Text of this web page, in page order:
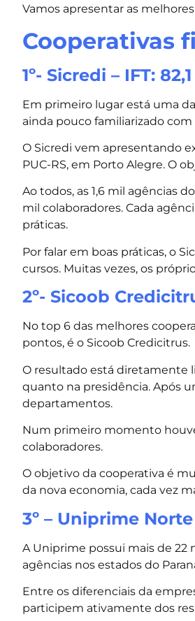
Vamos apresentar as
Cooperativas
1º- Sicredi – IFT:
Em primeiro lugar está uma
ainda pouco familiarizado com
O Sicredi vem apresentando
PUC-RS, em Porto Alegre. O
Ao todos, as 1,6 mil agências
mil colaboradores. Cada
práticas.
Por falar em boas práticas, o
cursos. Muitas vezes, os
2º- Sicoob
No top 6 das melhores
pontos, é o Sicoob Credicitrus.
O resultado está diretamente
quanto na presidência. Após
departamentos.
Num primeiro momento
colaboradores.
O objetivo da cooperativa é
da nova economia, cada vez
3º – Uniprime
A Uniprime possui mais de 22
agências nos estados do
Entre os diferenciais da
participem ativamente dos